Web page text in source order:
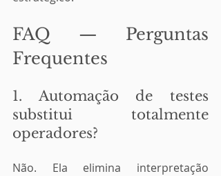
FAQ — Perguntas
Frequentes
1. Automação de testes
substitui totalmente
operadores?
Não. Ela elimina interpretação